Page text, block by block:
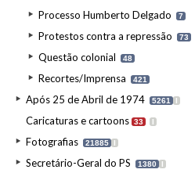
Processo Humberto Delgado 7
Protestos contra a repressão 73
Questão colonial 48
Recortes/Imprensa 421
Após 25 de Abril de 1974 5261 I
Caricaturas e cartoons 33 I
Fotografias 21885 I
Secretário-Geral do PS 1380 I